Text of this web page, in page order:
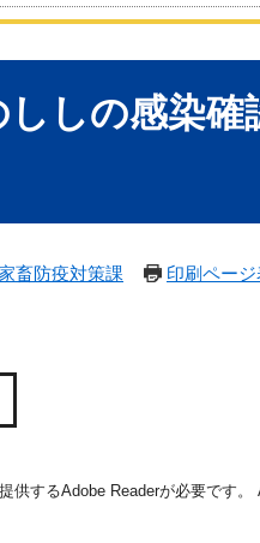
しの感染確
畜防疫対策課 印刷ペー
供するAdobe Readerが必要です。